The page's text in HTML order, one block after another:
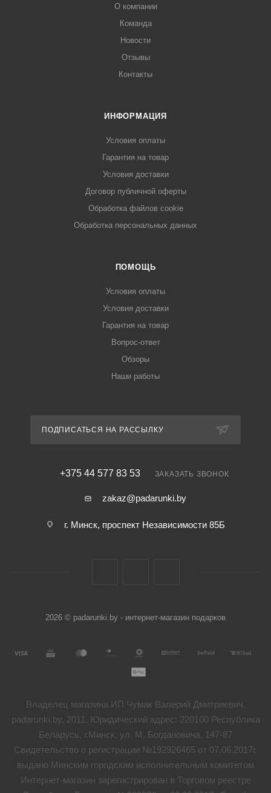
О компании
Команда
Новости
Отзывы
Контакты
ИНФОРМАЦИЯ
Условия оплаты
Гарантия на товар
Условия доставки
Договор публичной оферты
Обработка файлов cookie
Обработка персональных данных
ПОМОЩЬ
Условия оплаты
Условия доставки
Гарантия на товар
Вопрос-ответ
Обзоры
Наши работы
ПОДПИСАТЬСЯ НА РАССЫЛКУ
+375 44 577 83 53 ЗАКАЗАТЬ ЗВОНОК
zakaz@padarunki.by
г. Минск, проспект Независимости 85Б
2026 © padarunki.by - интернет-магазин подарков
Владелец магазина ИП Чумак Валерий Дмитриевич,
padarunki.by, 2011. Юридический адрес: 220100 Республика
Беларусь, г.Минск, ул. М. Богдановича, 147-87
Свидетельство о регистрации №192926465 от 07.06.2017г.
выдано Минским городским исполнительным комитетом
Интернет-магазин зарегистрирован в Торговом реестре